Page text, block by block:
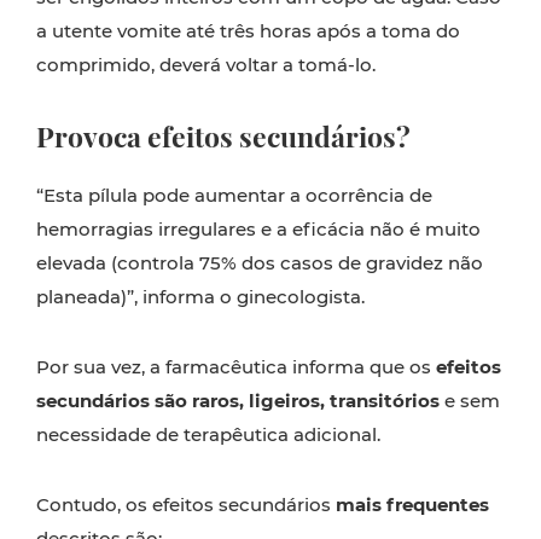
a utente vomite até três horas após a toma do
comprimido, deverá voltar a tomá-lo.
Provoca efeitos secundários?
“Esta pílula pode aumentar a ocorrência de
hemorragias irregulares e a eficácia não é muito
elevada (controla 75% dos casos de gravidez não
planeada)”, informa o ginecologista.
Por sua vez, a farmacêutica informa que os efeitos
secundários são raros, ligeiros, transitórios e sem
necessidade de terapêutica adicional.
Contudo, os efeitos secundários mais frequentes